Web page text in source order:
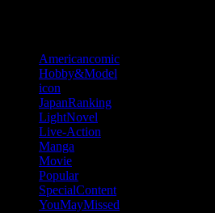
Americancomic
Hobby&Model
icon
JapanRanking
LightNovel
Live-Action
Manga
Movie
Popular(6)
SpecialContent
YouMayMissed